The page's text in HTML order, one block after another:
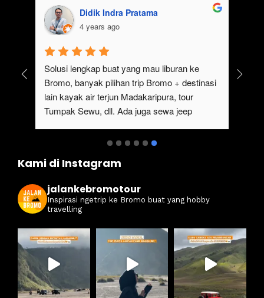
Didik Indra Pratama
4 years ago
Solusi lengkap buat yang mau liburan ke
Bromo, banyak pilihan trip Bromo + destinasi
lain kayak air terjun Madakaripura, tour
Tumpak Sewu, dll. Ada juga sewa jeep
Kami di Instagram
jalankebromotour
Inspirasi ngetrip ke Bromo buat yang hobby
travelling